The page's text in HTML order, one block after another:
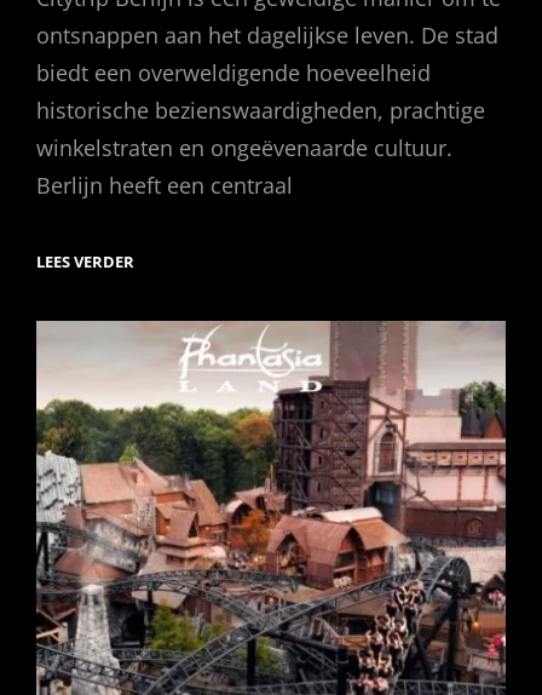
ontsnappen aan het dagelijkse leven. De stad
biedt een overweldigende hoeveelheid
historische bezienswaardigheden, prachtige
winkelstraten en ongeëvenaarde cultuur.
Berlijn heeft een centraal
LEES VERDER